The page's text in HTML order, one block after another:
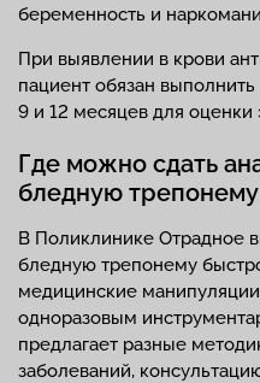
беременность и
При выявлении в крови
пациент обязан
9 и 12 месяцев для
Где можно сдать
бледную
В Поликлинике Отрадное
бледную трепонему
медицинские
одноразовым
предлагает разные
заболеваний,